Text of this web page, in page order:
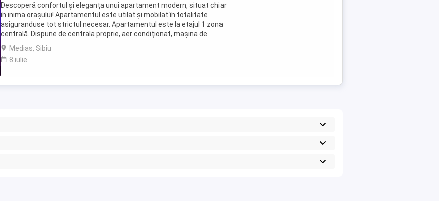
Descoperă confortul și eleganța unui apartament modern, situat chiar
în inima orașului! Apartamentul este utilat și mobilat în totalitate
asiguranduse tot strictul necesar. Apartamentul este la etajul 1 zona
centrală. Dispune de centrala proprie, aer condiționat, mașina de
spălat, cuptor cu microunde, ...
Medias, Sibiu
8 iulie